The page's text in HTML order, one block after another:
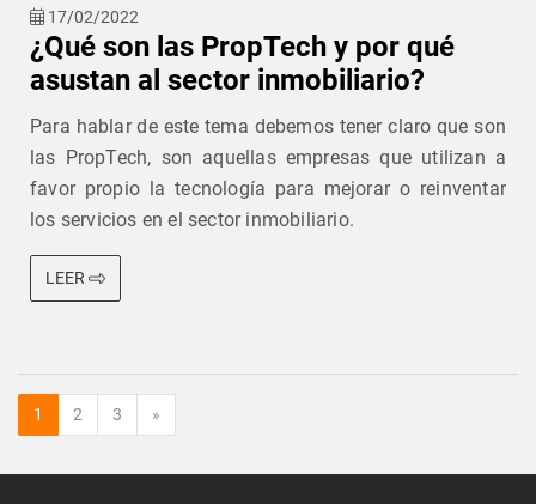
17/02/2022
¿Qué son las PropTech y por qué
asustan al sector inmobiliario?
Para hablar de este tema debemos tener claro que son
las PropTech, son aquellas empresas que utilizan a
favor propio la tecnología para mejorar o reinventar
los servicios en el sector inmobiliario.
LEER
1 2 3 »